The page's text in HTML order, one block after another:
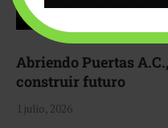
Abriendo Puertas
construir futuro
1 julio, 2026